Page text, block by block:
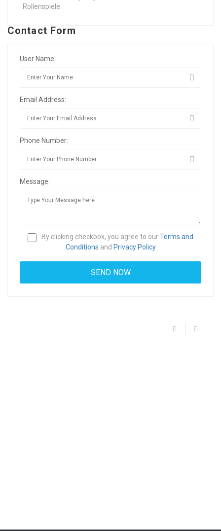
Rollenspiele.
Contact Form
User Name:
Email Address:
Phone Number:
Message:
By clicking checkbox, you agree to ourTerms and
Conditions and Privacy Policy